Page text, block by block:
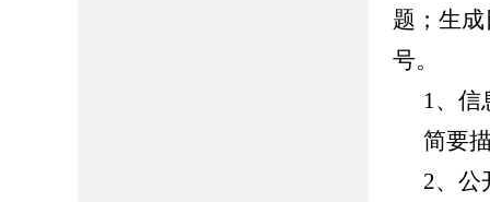
题；生
号。
1、信
简要
2、公